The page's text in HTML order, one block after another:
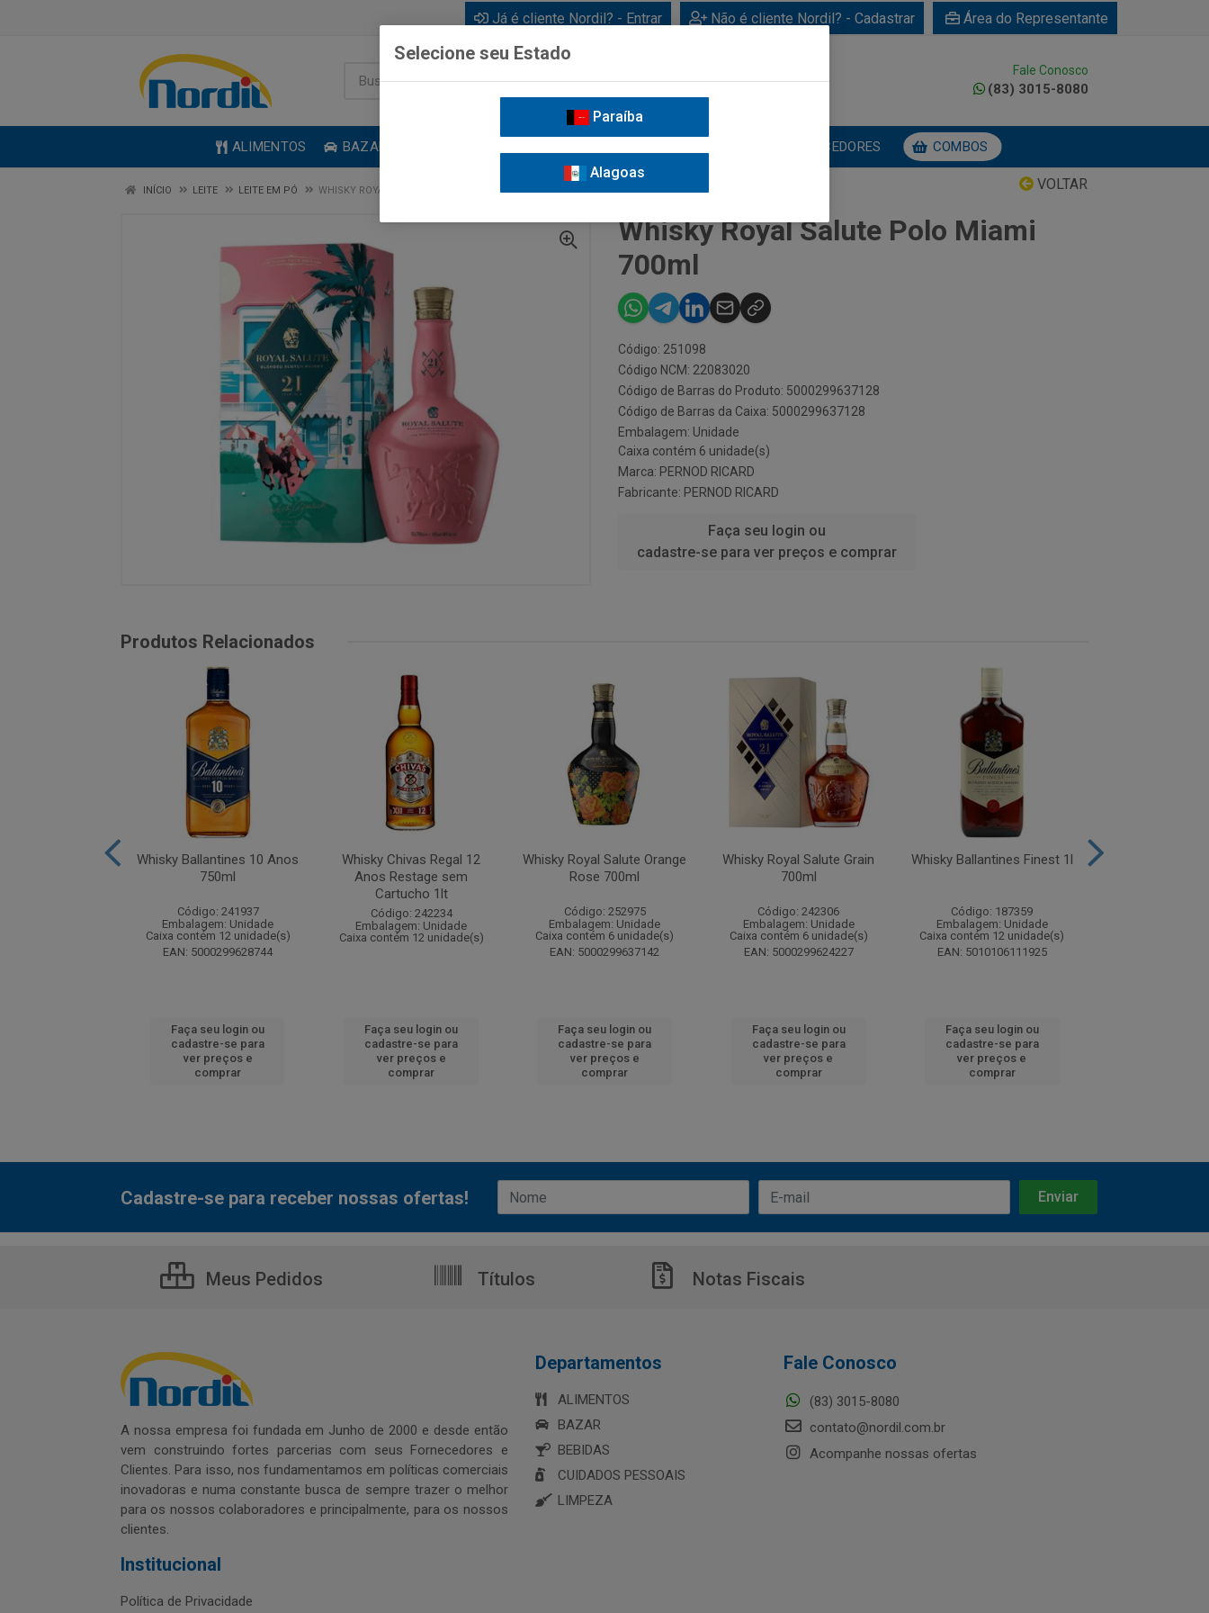
Já é cliente Nordil? - Entrar Não é cliente Nordil? - Cadastrar Área do Representante
Fale Conosco
(83) 3015-8080
ALIMENTOS BAZAR FORNECEDORES COMBOS
VOLTAR
INÍCIO LEITE LEITE EM PÓ WHISKY ROYAL SALUTE POLO MIAMI 700ML
Whisky Royal Salute Polo Miami
700ml
Código: 251098
Código NCM: 22083020
Código de Barras do Produto: 5000299637128
Código de Barras da Caixa: 5000299637128
Embalagem: Unidade
Caixa contém 6 unidade(s)
Marca: PERNOD RICARD
Fabricante: PERNOD RICARD
Faça seu login ou
cadastre-se para ver preços e comprar
Produtos Relacionados
Whisky Ballantines 10 Anos
750ml
Código: 241937
Embalagem: Unidade
Caixa contém 12 unidade(s)
EAN: 5000299628744
Faça seu login ou
cadastre-se para
ver preços e
comprar
Whisky Chivas Regal 12
Anos Restage sem
Cartucho 1lt
Código: 242234
Embalagem: Unidade
Caixa contém 12 unidade(s)
Faça seu login ou
cadastre-se para
ver preços e
comprar
Whisky Royal Salute Orange
Rose 700ml
Código: 252975
Embalagem: Unidade
Caixa contém 6 unidade(s)
EAN: 5000299637142
Faça seu login ou
cadastre-se para
ver preços e
comprar
Whisky Royal Salute Grain
700ml
Código: 242306
Embalagem: Unidade
Caixa contém 6 unidade(s)
EAN: 5000299624227
Faça seu login ou
cadastre-se para
ver preços e
comprar
Whisky Ballantines Finest 1l
Código: 187359
Embalagem: Unidade
Caixa contém 12 unidade(s)
EAN: 5010106111925
Faça seu login ou
cadastre-se para
ver preços e
comprar
Cadastre-se para receber nossas ofertas!
Meus Pedidos Títulos Notas Fiscais
A nossa empresa foi fundada em Junho de 2000 e desde então
vem construindo fortes parcerias com seus Fornecedores e
Clientes. Para isso, nos fundamentamos em políticas comerciais
inovadoras e numa constante busca de sempre trazer o melhor
para os nossos colaboradores e principalmente, para os nossos
clientes.
Institucional
Política de Privacidade
Departamentos
ALIMENTOS
BAZAR
BEBIDAS
CUIDADOS PESSOAIS
LIMPEZA
Fale Conosco
(83) 3015-8080
contato@nordil.com.br
Acompanhe nossas ofertas
Selecione seu Estado
Paraíba
Alagoas